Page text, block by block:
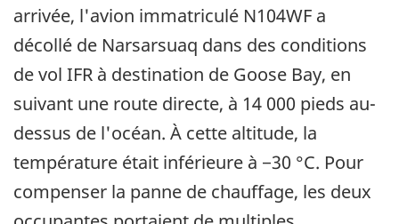
arrivée, l'avion immatriculé N104WF a
décollé de Narsarsuaq dans des conditions
de vol IFR à destination de Goose Bay, en
suivant une route directe, à 14 000 pieds au-
dessus de l'océan. À cette altitude, la
température était inférieure à −30 °C. Pour
compenser la panne de chauffage, les deux